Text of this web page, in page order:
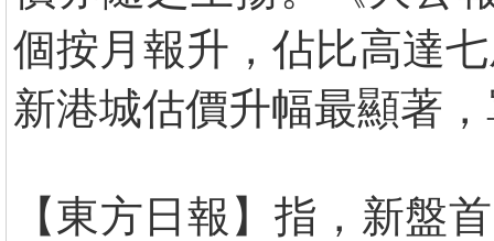
個按月報升，佔比高達
新港城估價升幅最顯著
【東方日報】指，新盤